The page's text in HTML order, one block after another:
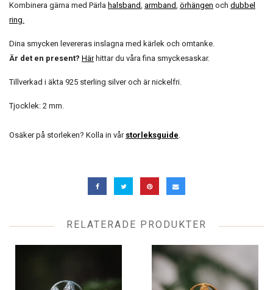
Kombinera gärna med Pärla halsband, armband, örhängen och dubbel
ring.
Dina smycken levereras inslagna med kärlek och omtanke.
Är det en present? Här hittar du våra fina smyckesaskar.
Tillverkad i äkta 925 sterling silver och är nickelfri.
Tjocklek: 2 mm.
Osäker på storleken? Kolla in vår storleksguide.
RELATERADE PRODUKTER